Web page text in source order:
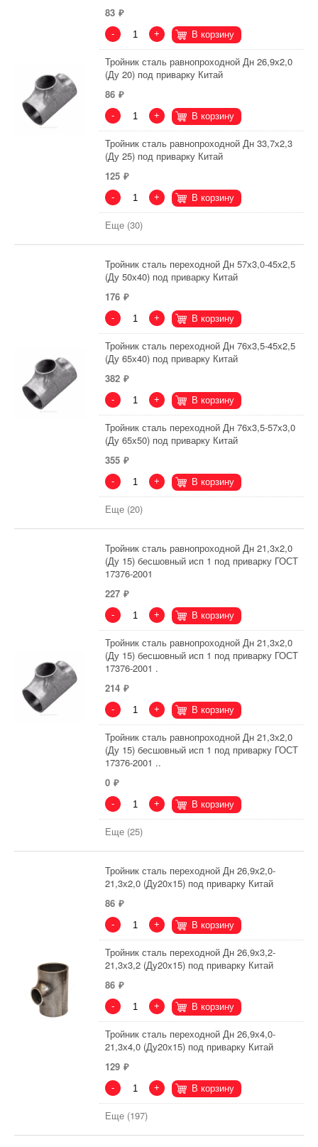
83
- + В корзину
Тройник сталь равнопроходной Дн 26,9х2,0
(Ду 20) под приварку Китай
86
- + В корзину
Тройник сталь равнопроходной Дн 33,7х2,3
(Ду 25) под приварку Китай
125
- + В корзину
Еще (30)
Тройник сталь переходной Дн 57х3,0-45х2,5
(Ду 50х40) под приварку Китай
176
- + В корзину
Тройник сталь переходной Дн 76х3,5-45х2,5
(Ду 65х40) под приварку Китай
382
- + В корзину
Тройник сталь переходной Дн 76х3,5-57х3,0
(Ду 65х50) под приварку Китай
355
- + В корзину
Еще (20)
Тройник сталь равнопроходной Дн 21,3х2,0
(Ду 15) бесшовный исп 1 под приварку ГОСТ
17376-2001
227
- + В корзину
Тройник сталь равнопроходной Дн 21,3х2,0
(Ду 15) бесшовный исп 1 под приварку ГОСТ
17376-2001 .
214
- + В корзину
Тройник сталь равнопроходной Дн 21,3х2,0
(Ду 15) бесшовный исп 1 под приварку ГОСТ
17376-2001 ..
0
- + В корзину
Еще (25)
Тройник сталь переходной Дн 26,9х2,0-
21,3х2,0 (Ду20х15) под приварку Китай
86
- + В корзину
Тройник сталь переходной Дн 26,9х3,2-
21,3х3,2 (Ду20х15) под приварку Китай
86
- + В корзину
Тройник сталь переходной Дн 26,9х4,0-
21,3х4,0 (Ду20х15) под приварку Китай
129
- + В корзину
Еще (197)